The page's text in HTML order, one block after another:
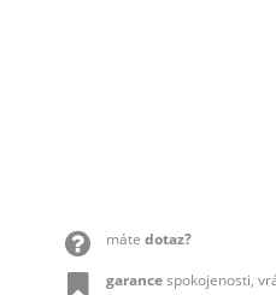
máte dotaz?
garancespokojenosti,